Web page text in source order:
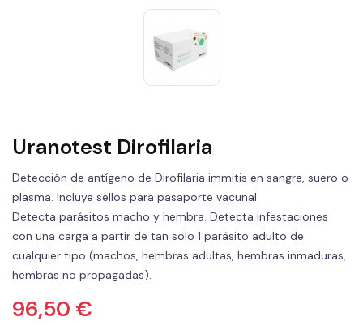
Uranotest Dirofilaria
Detección de antígeno de Dirofilaria immitis en sangre, suero o
plasma. Incluye sellos para pasaporte vacunal.
Detecta parásitos macho y hembra. Detecta infestaciones
con una carga a partir de tan solo 1 parásito adulto de
cualquier tipo (machos, hembras adultas, hembras inmaduras,
hembras no propagadas).
96,50 €